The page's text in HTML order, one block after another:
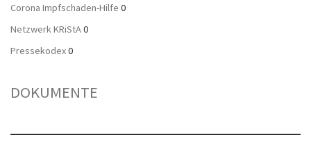
Corona Impfschaden-Hilfe 0
Netzwerk KRiStA0
Pressekodex0
DOKUMENTE